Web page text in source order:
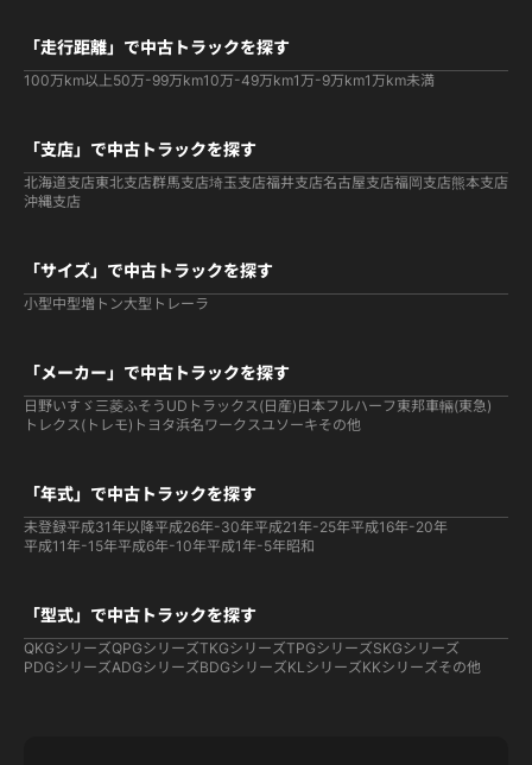
「走行距離」で中古トラックを探す
100万km以上50万-99万km10万-49万km1万-9万km1万km未満
「支店」で中古トラックを探す
北海道支店東北支店群馬支店埼玉支店福井支店名古屋支店福岡支店熊本支店
沖縄支店
「サイズ」で中古トラックを探す
小型中型増トン大型 トレーラ
「メーカー」で中古トラックを探す
日野いすゞ 三菱ふそう UDトラックス(日産) 日本フルハーフ 東邦車輛(東急)
トレクス(トレモ) トヨタ浜名ワークス ユソーキその他
「年式」で中古トラックを探す
未登録平成31年以降平成26年-30年平成21年-25年平成16年-20年
平成11年-15年平成6年-10年平成1年-5年昭和
「型式」で中古トラックを探す
QKGシリーズQPGシリーズTKGシリーズTPGシリーズSKGシリーズ
PDGシリーズADGシリーズBDGシリーズKLシリーズKKシリーズその他